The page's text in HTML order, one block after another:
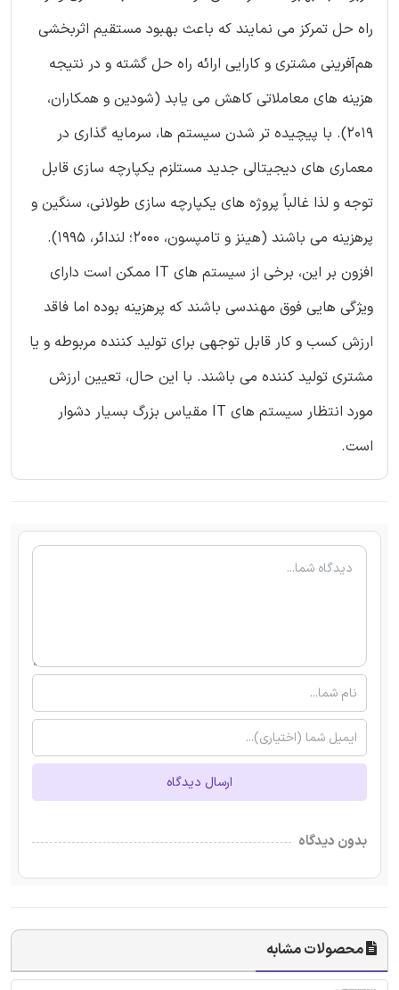
راه حل تمرکز می نمایند که باعث بهبود مستقیم اثربخشی
هم‌آفرینی مشتری و کارایی ارائه راه حل گشته و در نتیجه
هزینه های معاملاتی کاهش می یابد (شودین و همکاران،
2019). با پیچیده تر شدن سیستم ها، سرمایه گذاری در
معماری های دیجیتالی جدید مستلزم یکپارچه سازی قابل
توجه و لذا غالباً پروژه های یکپارچه سازی طولانی، سنگین و
پرهزینه می باشند (هینز و تامپسون، 2000؛ لندائر، 1995).
افزون بر این، برخی از سیستم های IT ممکن است دارای
ویژگی هایی فوق مهندسی باشند که پرهزینه بوده اما فاقد
ارزش کسب و کار قابل توجهی برای تولید کننده مربوطه و یا
مشتری تولید کننده می باشند. با این حال، تعیین ارزش
مورد انتظار سیستم های IT مقیاس بزرگ بسیار دشوار
است.
ارسال دیدگاه
بدون دیدگاه
محصولات مشابه